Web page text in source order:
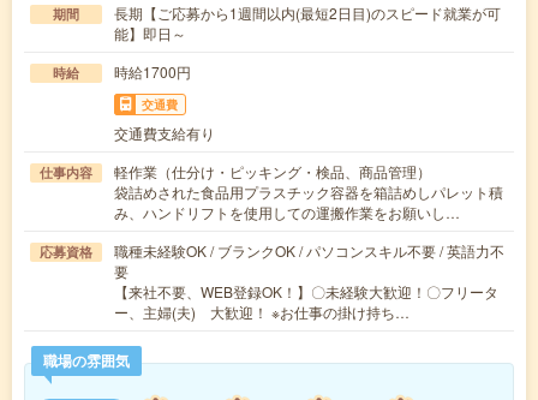
期間
長期【ご応募から1週間以内(最短2日目)のスピード就業が可
能】即日～
時給 時給1700円
交通費
交通費支給有り
仕事内容
軽作業（仕分け・ピッキング・検品、商品管理）
袋詰めされた食品用プラスチック容器を箱詰めしパレット積
み、ハンドリフトを使用しての運搬作業をお願いし…
応募資格
職種未経験OK / ブランクOK / パソコンスキル不要 / 英語力不
要
【来社不要、WEB登録OK！】〇未経験大歓迎！〇フリータ
ー、主婦(夫) 大歓迎！ ※お仕事の掛け持ち…
職場の雰囲気